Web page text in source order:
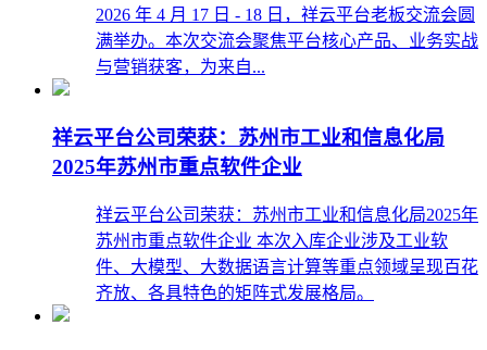
2026 年 4 月 17 日 - 18 日，祥云平台老板交流会圆
满举办。本次交流会聚焦平台核心产品、业务实战
与营销获客，为来自...
祥云平台公司荣获：苏州市工业和信息化局
2025年苏州市重点软件企业
祥云平台公司荣获：苏州市工业和信息化局2025年
苏州市重点软件企业 本次入库企业涉及工业软
件、大模型、大数据语言计算等重点领域呈现百花
齐放、各具特色的矩阵式发展格局。